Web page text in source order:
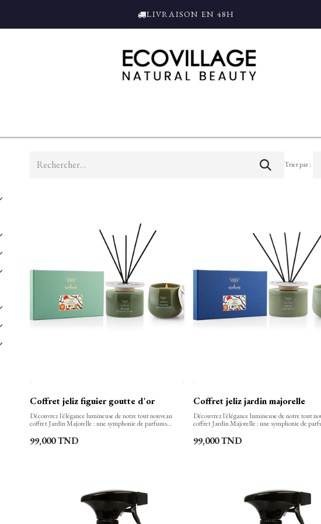
LIVRAISON EN 48H
Trier par :
Coffret jeliz figuier goutte d'or
Découvrez l'élégance lumineuse de notre tout nouveau
coffret Jardin Majorelle : une symphonie de parfums
et peinte à la main, compose une harmonie visuelle et
olfactive unique. Laissez-vous transporter dans l'ambiance
99,000TND
Coffret jeliz jardin majorelle
Découvrez l'élégance lumineuse de notre tout
coffret Jardin Majorelle : une symphonie de
et peinte à la main, compose une harmonie
olfactive unique. Laissez-vous transporter dans
99,000TND